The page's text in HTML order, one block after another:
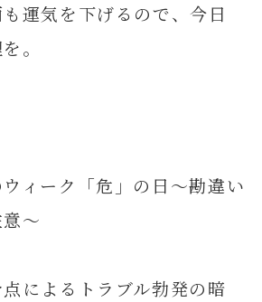
運気を下げるので、今日
。
ーク「危」の日～勘違い
～
によるトラブル勃発の暗